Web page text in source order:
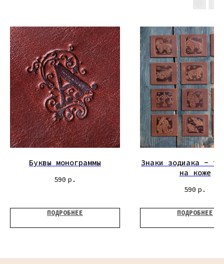
Буквы монограммы
590 р.
ПОДРОБНЕЕ
Знаки зодиака -
на коже
590 р.
ПОДРОБНЕЕ